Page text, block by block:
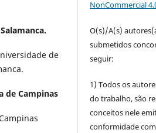
de
de Campinas
NonCommercial
O(s)/A(s)
submetidos
seguir:
1) Todos os
do trabalho, são
conceitos nele
conformidade